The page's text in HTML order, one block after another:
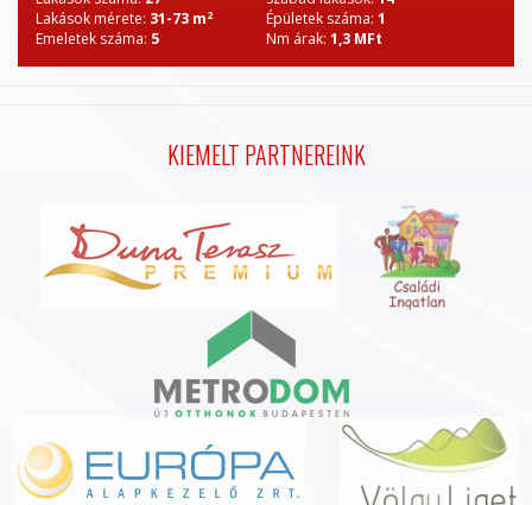
Lakások mérete: 31-73 m2 Épületek száma: 1
Emeletek száma: 5 Nm árak: 1,3 MFt
KIEMELT PARTNEREINK